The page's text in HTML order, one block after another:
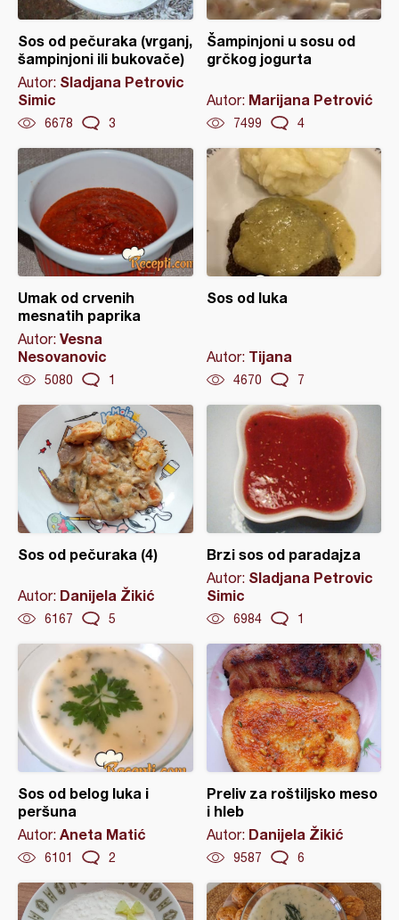
Sos od pečuraka (vrganj,
šampinjoni ili bukovače)
Autor: Sladjana Petrovic
Simic
6678 3
Šampinjoni u sosu od
grčkog jogurta
Autor: Marijana Petrović
7499 4
Umak od crvenih
mesnatih paprika
Autor: Vesna
Nesovanovic
5080 1
Sos od luka
Autor: Tijana
4670 7
Sos od pečuraka (4)
Autor: Danijela Žikić
6167 5
Brzi sos od paradajza
Autor: Sladjana Petrovic
Simic
6984 1
Sos od belog luka i
peršuna
Autor: Aneta Matić
6101 2
Preliv za roštiljsko meso
i hleb
Autor: Danijela Žikić
9587 6